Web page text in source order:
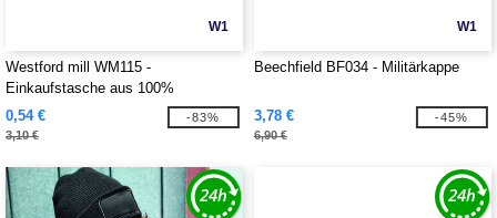
W1
Westford mill WM115 -
Einkaufstasche aus 100%
Baumwolle
0,54 €
3,10 €
-83%
W1
Beechfield BF034 - Militärkappe
3,78 €
6,90 €
-45%